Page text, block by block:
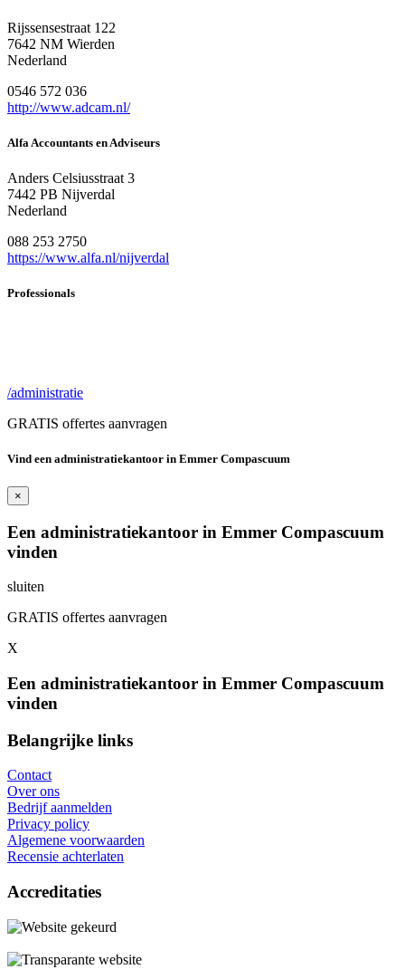
Rijssensestraat 122
7642 NM Wierden
Nederland
0546 572 036
http://www.adcam.nl/
Alfa Accountants en Adviseurs
Anders Celsiusstraat 3
7442 PB Nijverdal
Nederland
088 253 2750
https://www.alfa.nl/nijverdal
Professionals
/administratie
GRATIS offertes aanvragen
Vind een administratiekantoor in Emmer Compascuum
×
Een administratiekantoor in Emmer Compascuum
vinden
sluiten
GRATIS offertes aanvragen
X
Een administratiekantoor in Emmer Compascuum
vinden
Belangrijke links
Contact
Over ons
Bedrijf aanmelden
Privacy policy
Algemene voorwaarden
Recensie achterlaten
Accreditaties